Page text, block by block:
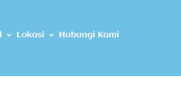
Lokasi Hubungi Kami